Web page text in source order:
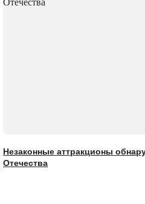
Незаконные аттракционы
Отечества